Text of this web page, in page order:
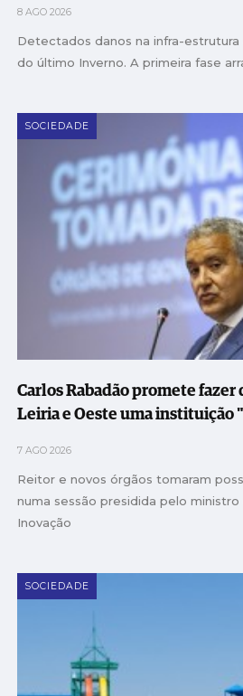
8 AGO 2026
Detectados danos na infra-
do último Inverno. A primeira fase
SOCIEDADE
Carlos Rabadão promete fazer
Leiria e Oeste uma instituição
7 AGO 2026
Reitor e novos órgãos tomaram
numa sessão presidida pelo ministro
Inovação
SOCIEDADE